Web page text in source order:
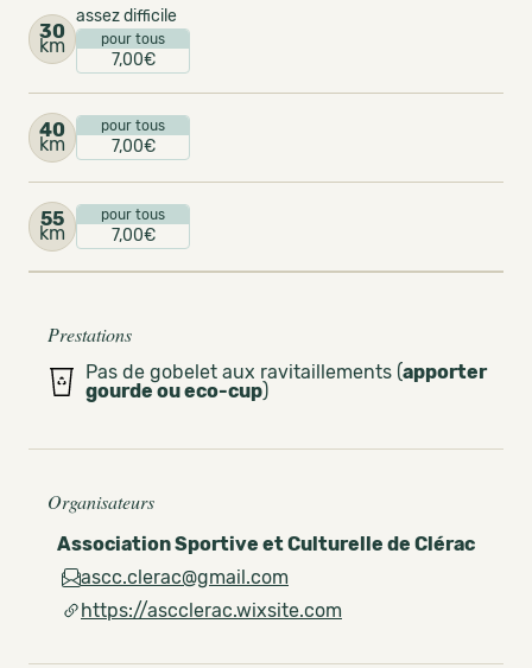
30
km
assez difficile
pour tous
7,00€
40
km
pour tous
7,00€
55
km
pour tous
7,00€
Prestations
Pas de gobelet aux ravitaillements (apporter
gourde ou eco-cup)
Organisateurs
Association Sportive et Culturelle de Clérac
ascc.clerac@gmail.com
https://ascclerac.wixsite.com